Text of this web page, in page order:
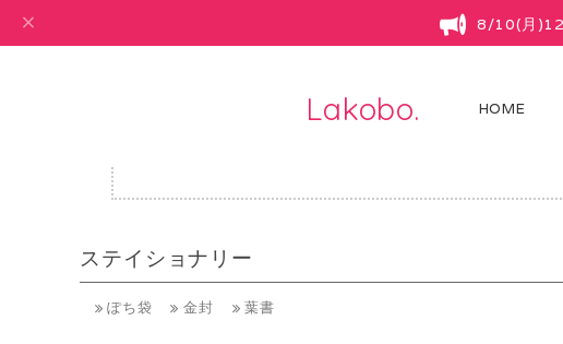
8/10(月)12
Lakobo. HOME
ステイショナリー
ぽち袋 金封 葉書